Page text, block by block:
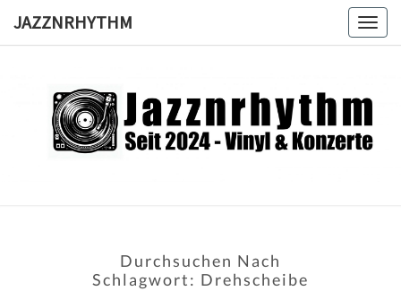
JAZZNRHYTHM
Seit
2024 –
Durchsuchen Nach
Schlagwort: Drehscheibe